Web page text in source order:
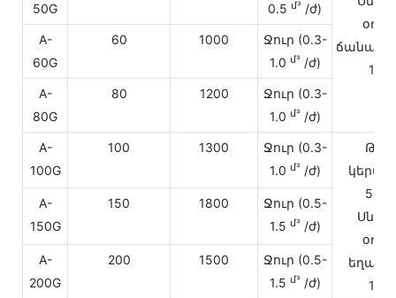
16-
50G 0.5 մ³ /ժ)
A-
60G
60 1000
Ջուր (0.3-
1.0 մ³ /ժ)
A-
80G
80 1200
Ջուր (0.3-
1.0 մ³ /ժ)
A-
100G
100 1300
Ջուր (0.3-
1.0 մ³ /ժ)
50-
16-
A-
150G
150 1800
Ջուր (0.5-
1.5 մ³ /ժ)
A-
200G
200 1500
Ջուր (0.5-
1.5 մ³ /ժ)